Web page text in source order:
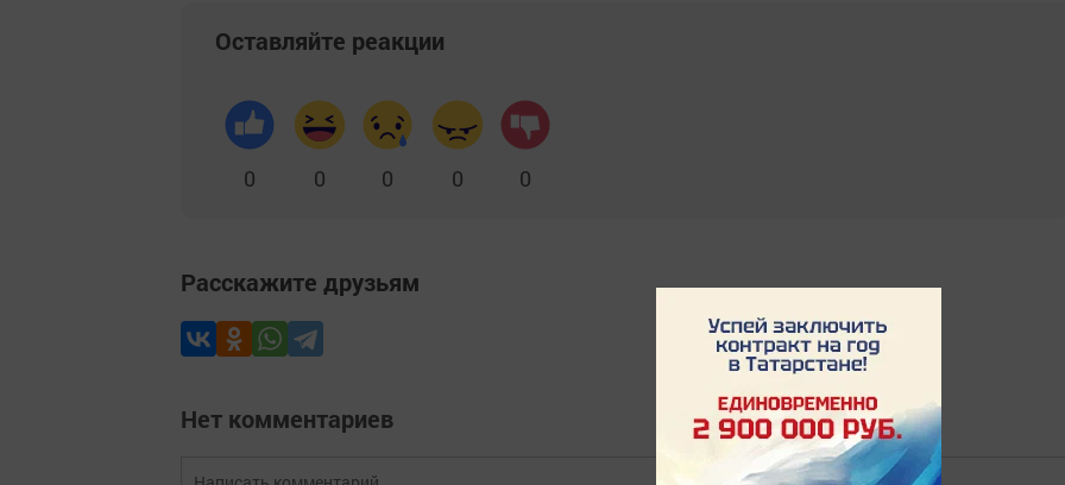
Оставляйте реакции
0 0 0 0 0
Расскажите друзьям
Нет комментариев